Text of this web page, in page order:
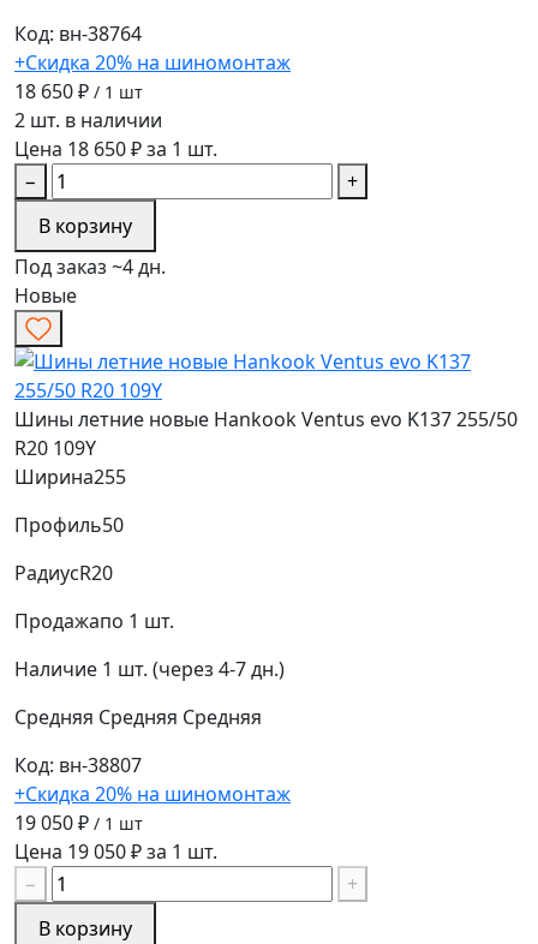
Код: вн-38764
+Скидка 20% на шиномонтаж
18 650 ₽ / 1 шт
2 шт. в наличии
Цена 18 650 ₽ за 1 шт.
−
+
В корзину
Под заказ ~4 дн.
Новые
Шины летние новые Hankook Ventus evo K137 255/50
R20 109Y
Ширина255
Профиль50
РадиусR20
Продажапо 1 шт.
Наличие 1 шт. (через 4-7 дн.)
Средняя Средняя Средняя
Код: вн-38807
+Скидка 20% на шиномонтаж
19 050 ₽ / 1 шт
Цена 19 050 ₽ за 1 шт.
−
+
В корзину